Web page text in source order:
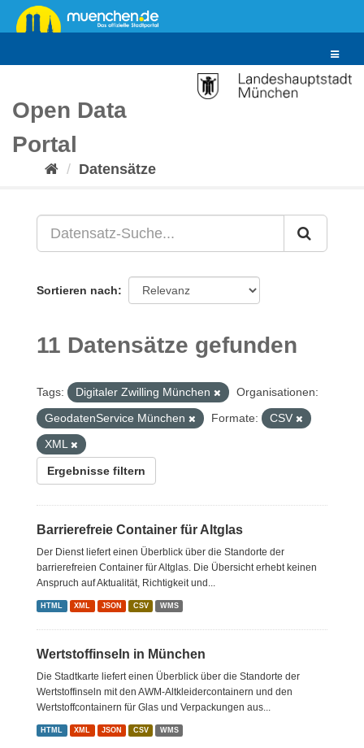
Überspringen
zum
Toggle
Open Data
Portal
Datensätze
Sortieren nach
11 Datensätze gefunden
Tags: Digitaler Zwilling München
Organisationen:
GeodatenService München
Formate:
CSV
XML
Ergebnisse filtern
Barrierefreie Container für Altglas
Der Dienst liefert einen Überblick über die Standorte der
barrierefreien Container für Altglas. Die Übersicht erhebt keinen
Anspruch auf Aktualität, Richtigkeit und...
HTML XML JSON CSV WMS
Wertstoffinseln in München
Die Stadtkarte liefert einen Überblick über die Standorte der
Wertstoffinseln mit den AWM-Altkleidercontainern und den
Wertstoffcontainern für Glas und Verpackungen aus...
HTML XML JSON CSV WMS